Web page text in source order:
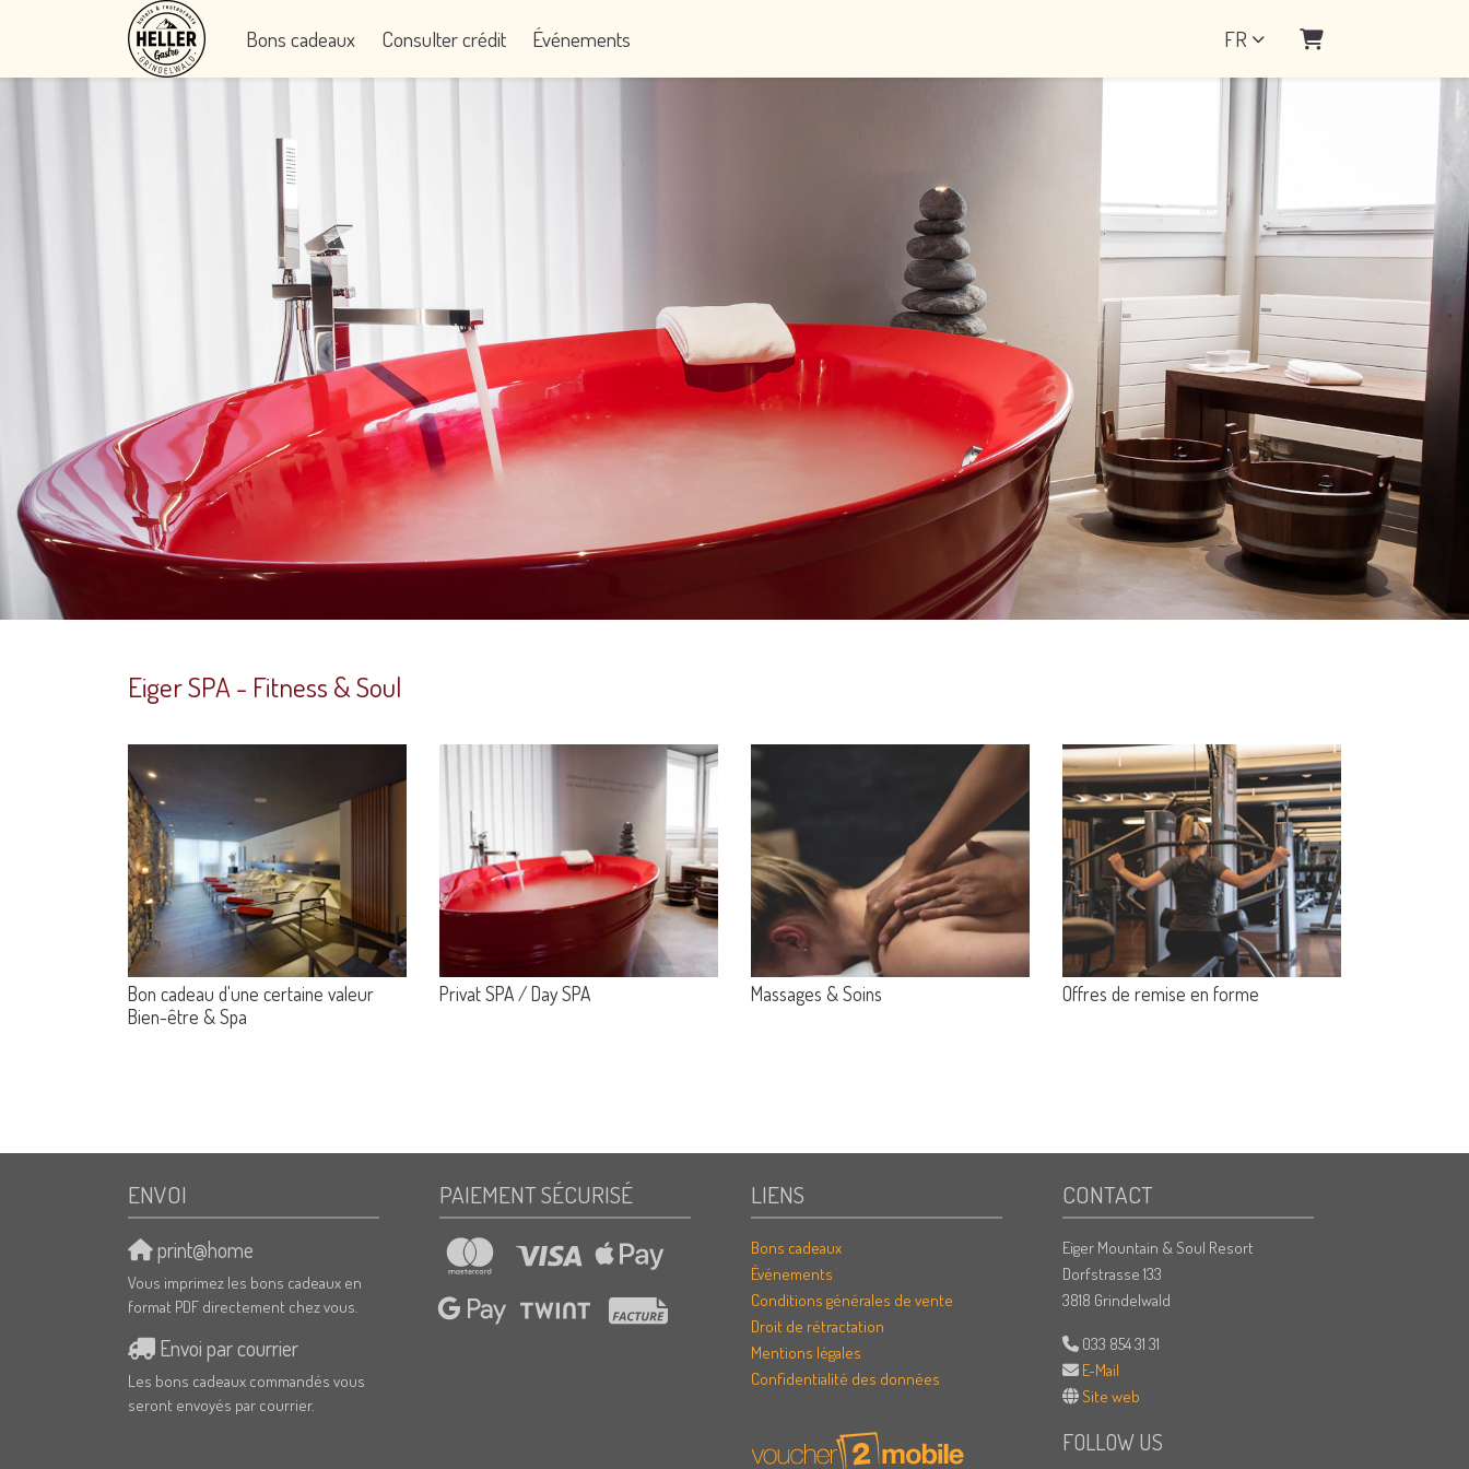
Bons cadeaux Consulter crédit Événements FR Panier
Eiger SPA - Fitness & Soul
Bon cadeau d'une certaine valeur
Bien-être & Spa
Privat SPA / Day SPA Massages & Soins Offres de remise en forme
ENVOI
print@home
Vous imprimez les bons cadeaux en
format PDF directement chez vous.
Envoi par courrier
Les bons cadeaux commandés vous
seront envoyés par courrier.
PAIEMENT SÉCURISÉ LIENS
Bons cadeaux
Événements
Conditions générales de vente
Droit de rétractation
Mentions légales
Confidentialité des données
CONTACT
Eiger Mountain & Soul Resort
Dorfstrasse 133
3818 Grindelwald
033 854 31 31
E-Mail
Site web
FOLLOW US